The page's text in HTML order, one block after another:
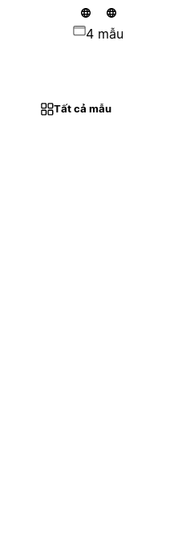
4 mẫu
Tất cả mẫu